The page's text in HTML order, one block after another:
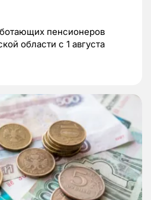
пенсионеров
области с 1 августа